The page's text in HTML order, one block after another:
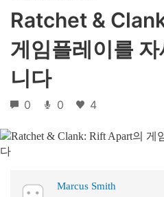
Ratchet &
게임플레이를
니다
0 0 4
Marcus Smith